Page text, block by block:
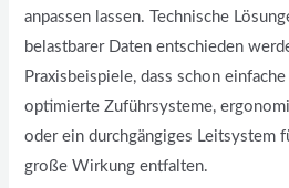
anpassen lassen. Technische
belastbarer Daten entschieden
Praxisbeispiele, dass schon
optimierte Zuführsysteme,
oder ein durchgängiges Leitsystem
große Wirkung entfalten.